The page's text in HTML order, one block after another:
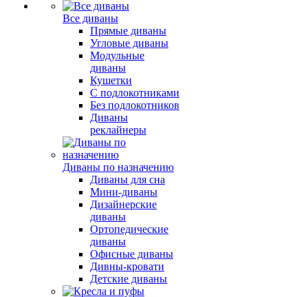
Все диваны
Прямые диваны
Угловые диваны
Модульные
диваны
Кушетки
С подлокотниками
Без подлокотников
Диваны
реклайнеры
Диваны по назначению
Диваны для сна
Мини-диваны
Дизайнерские
диваны
Ортопедические
диваны
Офисные диваны
Дивны-кровати
Детские диваны